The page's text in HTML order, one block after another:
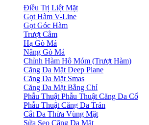
Điều Trị Liệt Mặt
Gọt Hàm V-Line
Gọt Góc Hàm
Trượt Cằm
Hạ Gò Má
Nâng Gò Má
Chỉnh Hàm Hô Móm (Trượt Hàm)
Căng Da Mặt Deep Plane
Căng Da Mặt Smas
Căng Da Mặt Bằng Chỉ
Phẫu Thuật Phẫu Thuật Căng Da Cổ
Phẫu Thuật Căng Da Trán
Cắt Da Thừa Vùng Mặt
Sửa Sẹo Căng Da Mặt